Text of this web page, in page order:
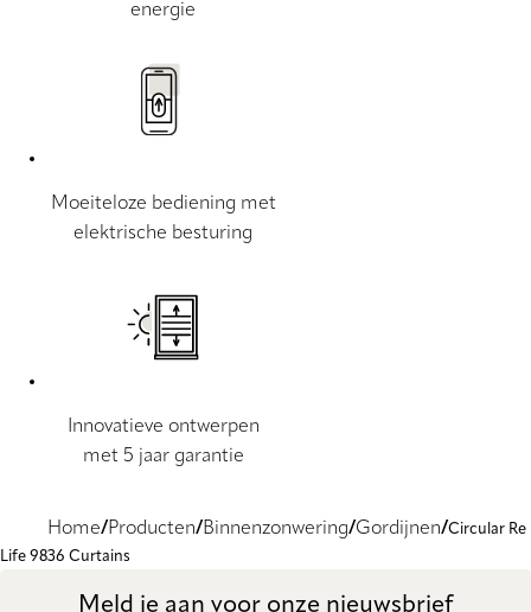
energie
Moeiteloze bediening met
elektrische besturing
Innovatieve ontwerpen
met 5 jaar garantie
Home Producten Binnenzonwering Gordijnen Circular Re
Life 9836 Curtains
Meld je aan voor onze nieuwsbrief